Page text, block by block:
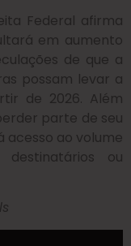
Federal afirma
em aumento
de que a
possam levar a
de 2026. Além
parte de seu
acesso ao volume
ou